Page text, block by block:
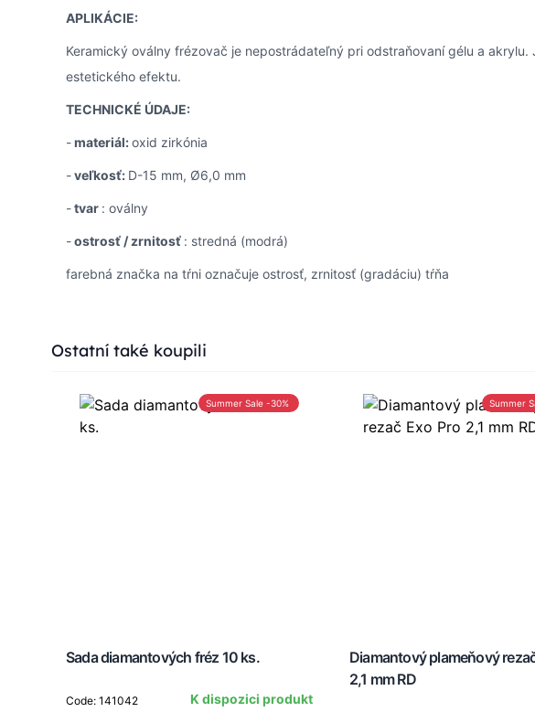
APLIKÁCIE:
Keramický oválny frézovač je nepostrádateľný pri odstraňovaní gélu a
estetického efektu.
TECHNICKÉ ÚDAJE:
-materiál:oxid zirkónia
-veľkosť: D-15 mm, Ø6,0 mm
-tvar : oválny
-ostrosť / zrnitosť : stredná (modrá)
farebná značka na tŕni označuje ostrosť, zrnitosť (gradáciu) tŕňa
Press to skip carousel
Ostatní také koupili
Summer Sale -30%
Sada diamantových fréz 10 ks.
Code: 141042
K dispozici produkt
Summer
Diamantový plameňový
2,1 mm RD